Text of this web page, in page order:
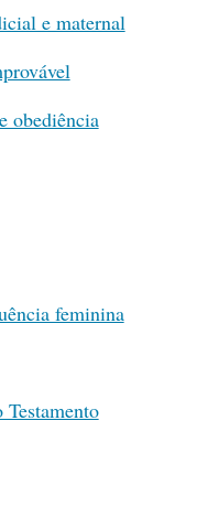
e maternal
obediência
feminina